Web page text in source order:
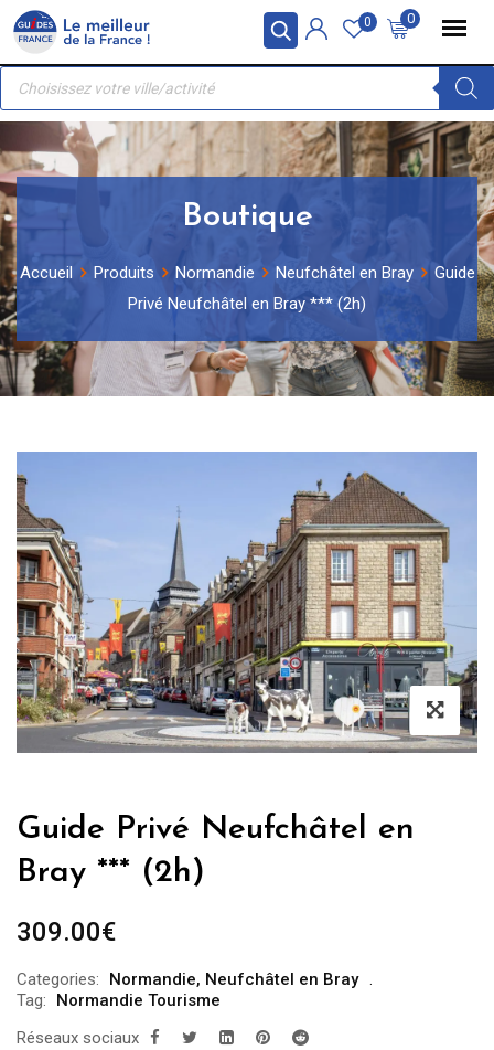
Panneau de gestion des cookies
Skip
content
0
0
Recherche
produits
Boutique
Accueil Produits Normandie Neufchâtel en Bray
Guide
Privé Neufchâtel en Bray *** (2h)
Guide Privé Neufchâtel en
Bray *** (2h)
309.00€
Categories: Normandie, Neufchâtel en Bray
Tag:
Normandie Tourisme
Réseaux sociaux